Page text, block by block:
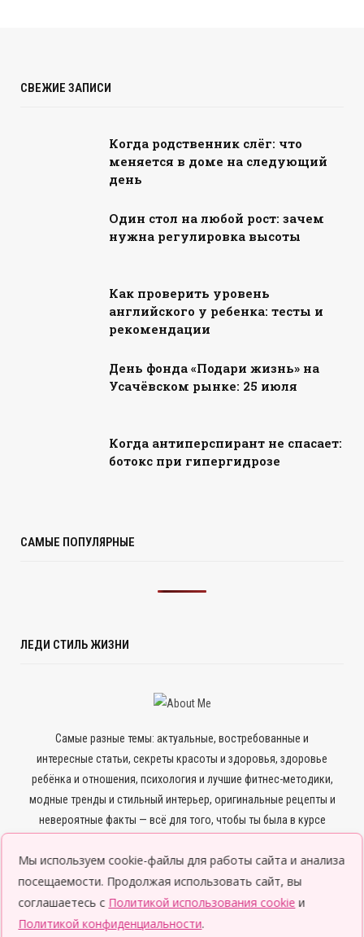
СВЕЖИЕ ЗАПИСИ
Когда родственник слёг: что
меняется в доме на следующий
день
Один стол на любой рост: зачем
нужна регулировка высоты
Как проверить уровень
английского у ребенка: тесты и
рекомендации
День фонда «Подари жизнь» на
Усачёвском рынке: 25 июля
Когда антиперспирант не спасает:
ботокс при гипергидрозе
САМЫЕ ПОПУЛЯРНЫЕ
ЛЕДИ СТИЛЬ ЖИЗНИ
Самые разные темы: актуальные, востребованные и
интересные статьи, секреты красоты и здоровья, здоровье
ребёнка и отношения, психология и лучшие фитнес-методики,
модные тренды и стильный интерьер, оригинальные рецепты и
невероятные факты — всё для того, чтобы ты была в курсе
Мы используем cookie-файлы для работы сайта и анализа
посещаемости. Продолжая использовать сайт, вы
соглашаетесь с Политикой использования cookie и
Политикой конфиденциальности.